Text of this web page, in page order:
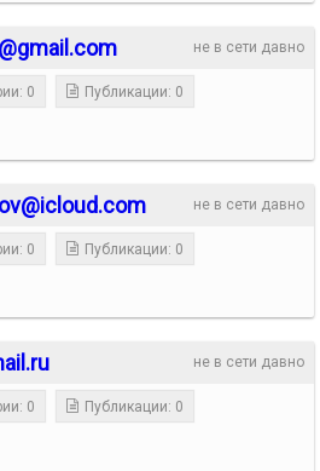
не в сети давно
0 Публикации: 0
не в сети давно
0 Публикации: 0
не в сети давно
0 Публикации: 0